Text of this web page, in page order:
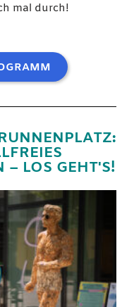
mal durch!
– LOS GEHT'S!